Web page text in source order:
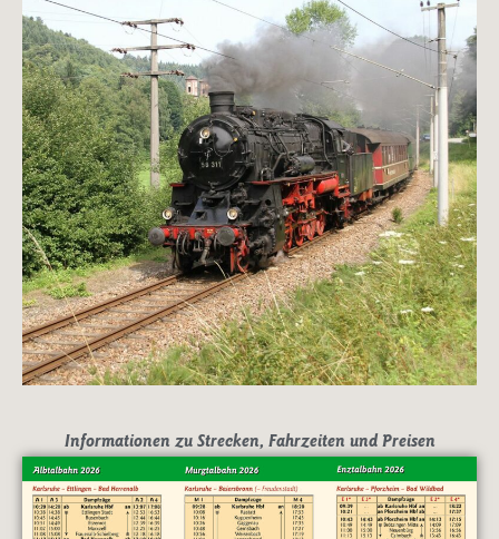
Informationen zu Strecken, Fahrzeiten und Preisen